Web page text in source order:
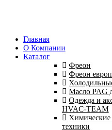
Главная
О Компании
Каталог
Фреон
Фреон
Масло PAG
Одежда и
HVAC-TEAM
Химические
техники